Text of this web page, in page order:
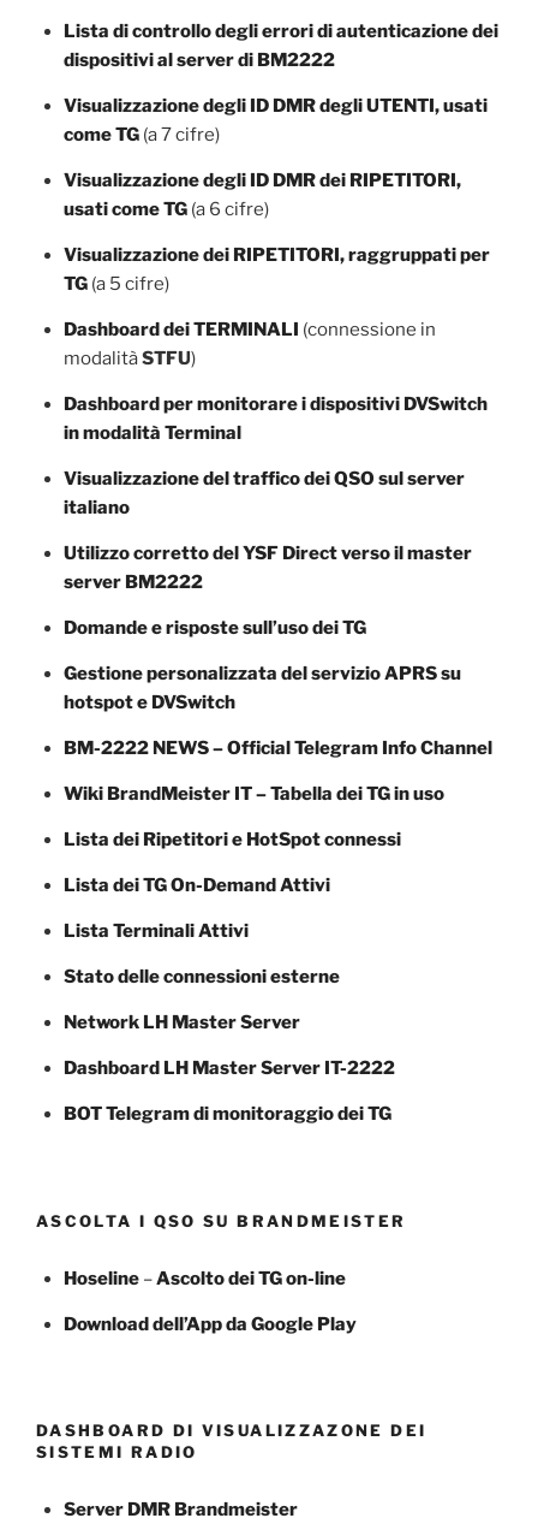
Lista di controllo degli errori di autenticazione dei
dispositivi al server di BM2222
Visualizzazione degli ID DMR degli UTENTI, usati
come TG(a 7 cifre)
Visualizzazione degli ID DMR dei RIPETITORI,
usati come TG(a 6 cifre)
Visualizzazione dei RIPETITORI, raggruppati per
TG(a 5 cifre)
Dashboard dei TERMINALI (connessione in
modalitàSTFU)
Dashboard per monitorare i dispositivi DVSwitch
in modalità Terminal
Visualizzazione del traffico dei QSO sul server
italiano
Utilizzo corretto del YSF Direct verso il master
server BM2222
Domande e risposte sull’uso dei TG
Gestione personalizzata del servizio APRS su
hotspot e DVSwitch
BM-2222 NEWS – Official Telegram Info Channel
Wiki BrandMeister IT – Tabella dei TG in uso
Lista dei Ripetitori e HotSpot connessi
Lista dei TG On-Demand Attivi
Lista Terminali Attivi
Stato delle connessioni esterne
Network LH Master Server
Dashboard LH Master Server IT-2222
BOT Telegram di monitoraggio dei TG
ASCOLTA I QSO SU BRANDMEISTER
Hoseline–Ascolto dei TGon-line
Download dell’App da Google Play
DASHBOARD DI VISUALIZZAZONE DEI
SISTEMI RADIO
Server DMR Brandmeister